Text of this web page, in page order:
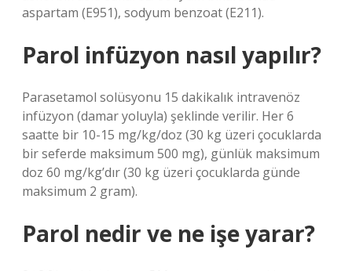
aspartam (E951), sodyum benzoat (E211).
Parol infüzyon nasıl yapılır?
Parasetamol solüsyonu 15 dakikalık intravenöz
infüzyon (damar yoluyla) şeklinde verilir. Her 6
saatte bir 10-15 mg/kg/doz (30 kg üzeri çocuklarda
bir seferde maksimum 500 mg), günlük maksimum
doz 60 mg/kg’dır (30 kg üzeri çocuklarda günde
maksimum 2 gram).
Parol nedir ve ne işe yarar?